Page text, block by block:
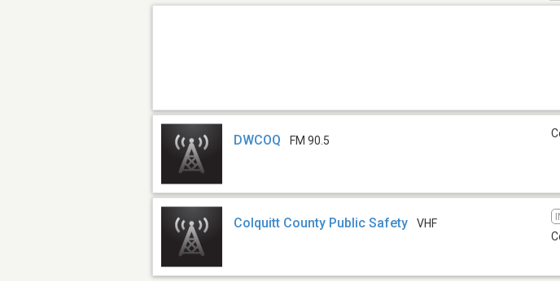
DWCOQ FM 90.5
Colquitt County Public Safety VHF